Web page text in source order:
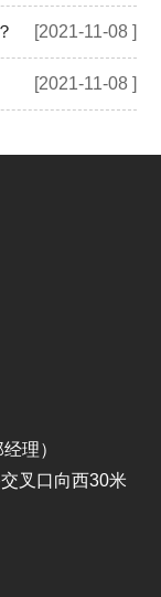
[2021-11-08 ]
[2021-11-08 ]
理）
叉口向西30米